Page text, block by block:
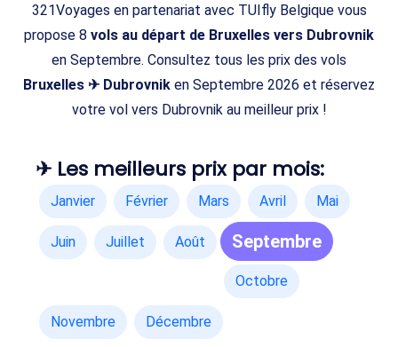
321Voyages en partenariat avec TUIfly Belgique vous
propose 8 vols au départ de Bruxelles vers Dubrovnik
en Septembre. Consultez tous les prix des vols
Bruxelles ✈ Dubrovnik en Septembre 2026 et réservez
votre vol vers Dubrovnik au meilleur prix !
✈ Les meilleurs prix par mois:
Janvier Février Mars Avril Mai
Juin Juillet Août Septembre
Octobre
Novembre Décembre